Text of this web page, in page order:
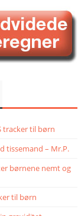
tracker til børn
tissemand – Mr.P.
børnene nemt og
til børn